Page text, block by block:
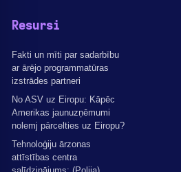
Resursi
Fakti un mīti par sadarbību
ar ārējo programmatūras
izstrādes partneri
No ASV uz Eiropu: Kāpēc
Amerikas jaunuzņēmumi
nolemj pārcelties uz Eiropu?
Tehnoloģiju ārzonas
attīstības centra